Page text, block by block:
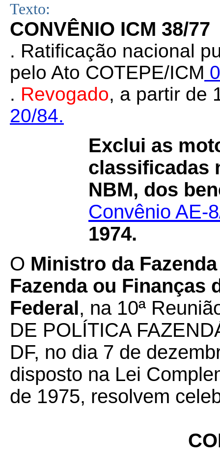
Texto:
CONVÊNIO ICM 38/77
. Ratificação nacional
pelo Ato COTEPE/ICM
. Revogado, a partir de
20/84.
Exclui as
classificadas
NBM, dos
Convênio AE-
1974.
O Ministro da
Fazenda ou Finanças
Federal, na 10ª
DE POLÍTICA
DF, no dia 7 de
disposto na Lei
de 1975, resolvem